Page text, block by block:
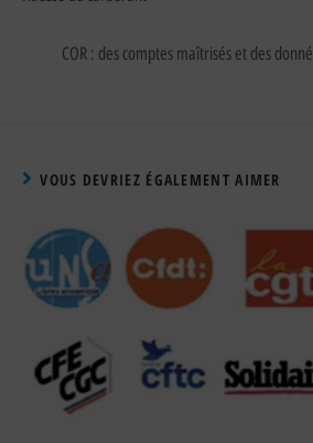
COR : des comptes maîtrisés et des
VOUS DEVRIEZ ÉGALEMENT AIMER